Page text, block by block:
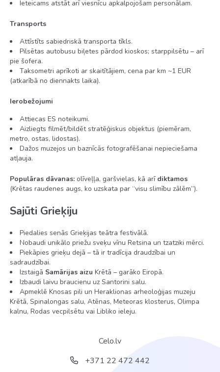
Biljards (par piemaksu)
Šautriņas
Bērniem
Bērnu baseins
Video spēles (par piemaksu)
Bērnu krēsliņš restorānā
Bērnu aukle (pēc pieprasījuma, par piemaksu)
Viesnīcas ēdināšana
Pieejamie ēdināšanas veidi: Viss iekļauts
Piezīmes
pasniegti saskaņā ar viesnīcas vadības noteikto koncepciju
Ieteicams atstāt arī viesnīcu apkalpojošam personālam.
Transports
Attīstīts sabiedriskā transporta tīkls.
Pilsētas autobusu biļetes pārdod kioskos; starppilsētu – arī
pie šofera.
Taksometri aprīkoti ar skaitītājiem, cena par km ~1 EUR
(atkarībā no diennakts laika).
Ierobežojumi
Attiecas ES noteikumi.
Aizliegts filmēt/bildēt stratēģiskus objektus (piemēram,
metro, ostas, lidostas).
Dažos muzejos un baznīcās fotografēšanai nepieciešama
atļauja.
Populāras dāvanas: olīveļļa, garšvielas, kā arī diktamos
(Krētas raudenes augs, ko uzskata par “visu slimību zālēm”).
Sajūti Grieķiju
Piedalies senās Grieķijas teātra festivālā.
Nobaudi unikālo priežu sveķu vīnu Retsina un tzatziki mērci.
Piekāpies grieķu dejā – tā ir tradīcija draudzībai un
sadraudzībai.
Izstaigā Samārijas aizu Krētā – garāko Eiropā.
Izbaudi laivu braucienu uz Santorini salu.
Apmeklē Knosas pili un Heraklionas arheoloģijas muzeju
Krētā, Spinalongas salu, Atēnas, Meteoras klosterus, Olimpa
kalnu, Rodas vecpilsētu vai Libliko ieleju.
Celo.lv
+371 22 472 442